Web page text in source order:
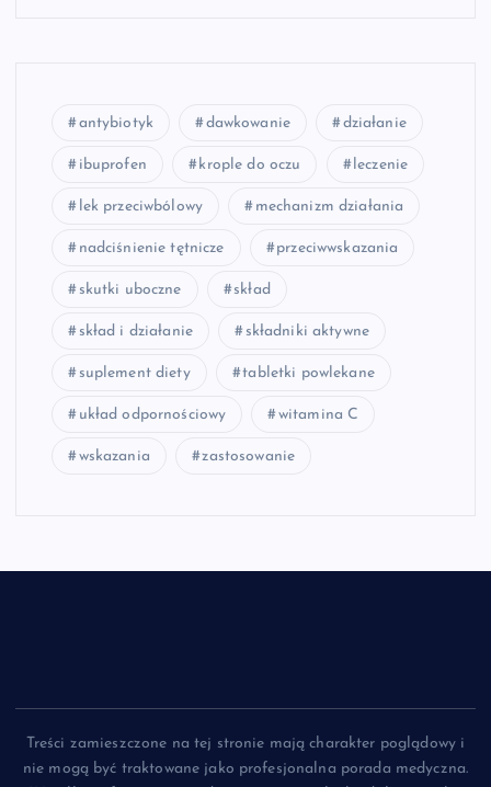
antybiotyk dawkowanie działanie
ibuprofen krople do oczu leczenie
lek przeciwbólowy mechanizm działania
nadciśnienie tętnicze przeciwwskazania
skutki uboczne skład
skład i działanie składniki aktywne
suplement diety tabletki powlekane
układ odpornościowy witamina C
wskazania zastosowanie
Treści zamieszczone na tej stronie mają charakter poglądowy i
nie mogą być traktowane jako profesjonalna porada medyczna.